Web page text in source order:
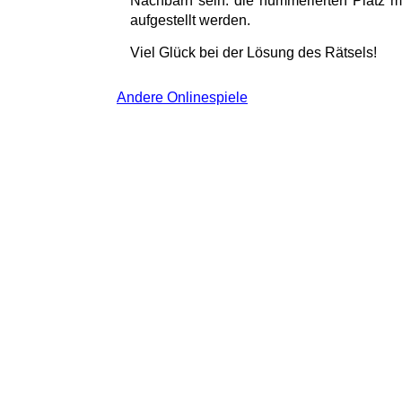
aufgestellt werden.
Viel Glück bei der Lösung des Rätsels!
Andere Onlinespiele